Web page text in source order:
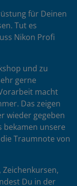
für Deinen
Tut es
Nikon Profi
und zu
gerne
macht
Das zeigen
wieder gegeben
bekamen unsere
Traumnote von
Du in der